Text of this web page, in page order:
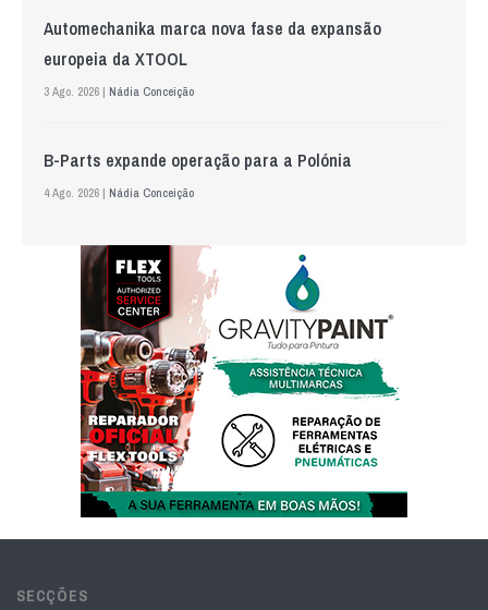
Automechanika marca nova fase da expansão
europeia da XTOOL
3 Ago. 2026 | Nádia Conceição
B-Parts expande operação para a Polónia
4 Ago. 2026 | Nádia Conceição
SECÇÕES